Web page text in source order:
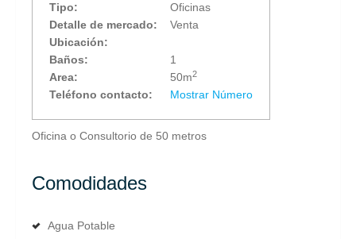
Tipo:
Oficinas
Detalle de mercado:
Venta
Ubicación:
Baños:
1
Area:
50m2
Teléfono contacto: Mostrar Número
Oficina o Consultorio de 50 metros
Comodidades
Agua Potable